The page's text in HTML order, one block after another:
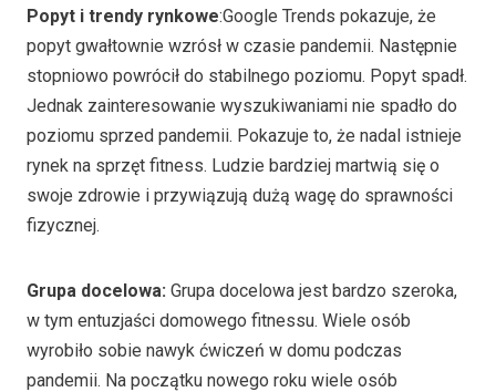
Popyt i trendy rynkowe:Google Trends pokazuje, że
popyt gwałtownie wzrósł w czasie pandemii. Następnie
stopniowo powrócił do stabilnego poziomu. Popyt spadł.
Jednak zainteresowanie wyszukiwaniami nie spadło do
poziomu sprzed pandemii. Pokazuje to, że nadal istnieje
rynek na sprzęt fitness. Ludzie bardziej martwią się o
swoje zdrowie i przywiązują dużą wagę do sprawności
fizycznej.
Grupa docelowa: Grupa docelowa jest bardzo szeroka,
w tym entuzjaści domowego fitnessu. Wiele osób
wyrobiło sobie nawyk ćwiczeń w domu podczas
pandemii. Na początku nowego roku wiele osób